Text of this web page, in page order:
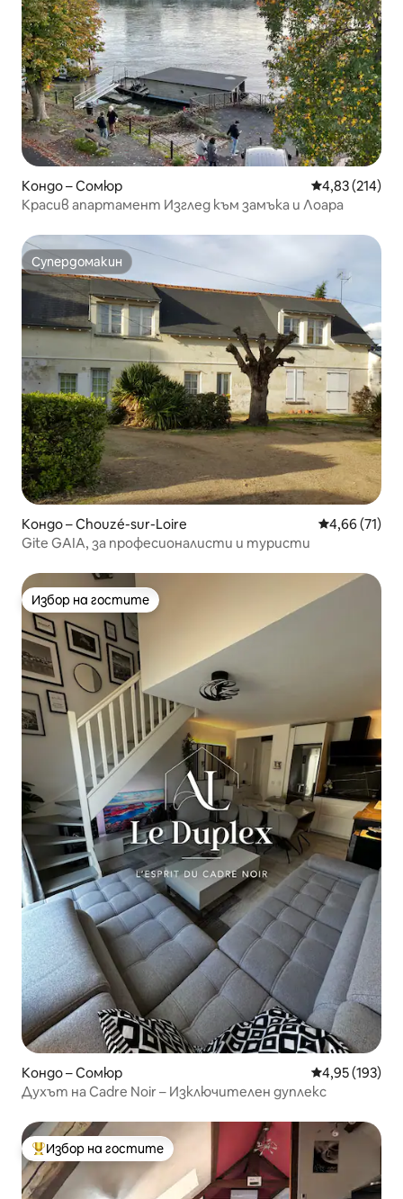
Кондо – Сомюр Средна
4,83 (214)
Красив апартамент Изглед към замъка и Лоара
Супердомакин
Супердомакин
Кондо – Chouzé-sur-Loire Средна
4,66 (71)
Gite GAIA, за професионалисти и туристи
Избор на гостите
Избор на гостите
Кондо – Сомюр Средна
4,95 (193)
Духът на Cadre Noir – Изключителен дуплекс
Най-популярен избор на гостите
Избор на гостите